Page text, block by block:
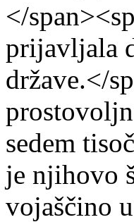
</
prijavljala
države.</
sedem
je njihovo
vojaščino